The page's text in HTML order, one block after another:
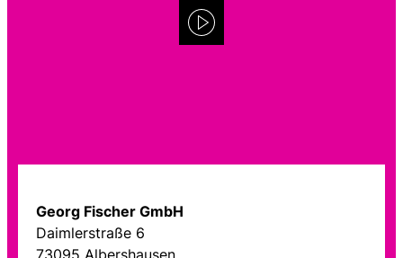
Georg Fischer GmbH
Daimlerstraße 6
73095 Albershausen